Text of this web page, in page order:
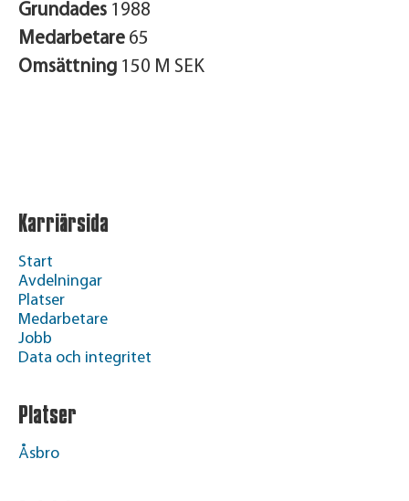
Grundades 1988
Medarbetare 65
Omsättning 150 M SEK
Karriärsida
Start
Avdelningar
Platser
Medarbetare
Jobb
Data och integritet
Platser
Åsbro